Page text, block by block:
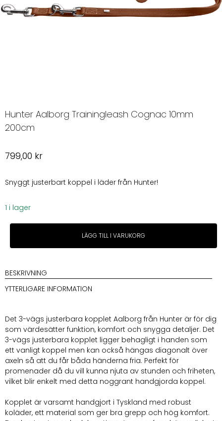
Hunter Aalborg Trainingleash Cognac 10mm
200cm
799,00 kr
Snyggt justerbart koppel i läder från Hunter!
1 i lager
Hunter
Trainingleash
10mm
200cm
mängd
LÄGG TILL I VARUKORG
BESKRIVNING
YTTERLIGARE INFORMATION
Det 3-vägs justerbara kopplet Aalborg från Hunter är för dig
som värdesätter funktion, komfort och snygga detaljer. Det
3-vägs justerbara kopplet ligger behagligt i handen som
ett vanligt koppel men kan också hängas diagonalt över
axeln så att du får båda händerna fria. Perfekt för
promenader då du vill kunna njuta av stunden och friheten,
vilket blir enkelt med detta noggrant handgjorda koppel.
Kopplet är varsamt handgjort i Tyskland med robust
koläder, ett material som ger bra grepp och hög komfort.